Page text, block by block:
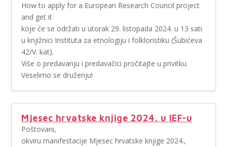
How to apply for a European Research Council project
and get it
koje će se održati u utorak 29. listopada 2024. u 13 sati
u knjižnici Instituta za etnologiju i folkloristiku (Šubićeva
42/V. kat).
Više o predavanju i predavačici pročitajte u privitku.
Veselimo se druženju!
Mjesec hrvatske knjige 2024. u IEF-u
Poštovani,
okviru manifestacije Mjesec hrvatske knjige 2024.,